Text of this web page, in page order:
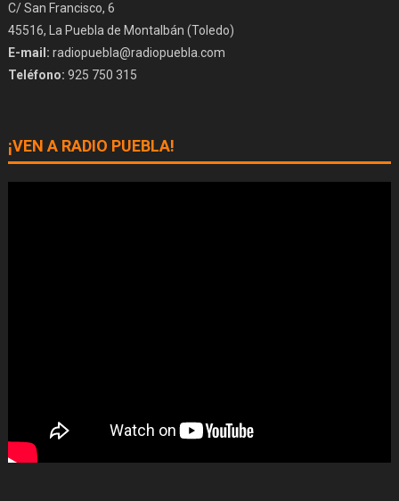
C/ San Francisco, 6
45516, La Puebla de Montalbán (Toledo)
E-mail: radiopuebla@radiopuebla.com
Teléfono: 925 750 315
¡VEN A RADIO PUEBLA!